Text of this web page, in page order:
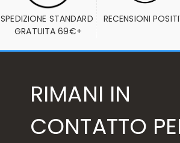
SPEDIZIONE STANDARD
GRATUITA 69€+
RECENSIONI
RIMANI IN
CONTATTO